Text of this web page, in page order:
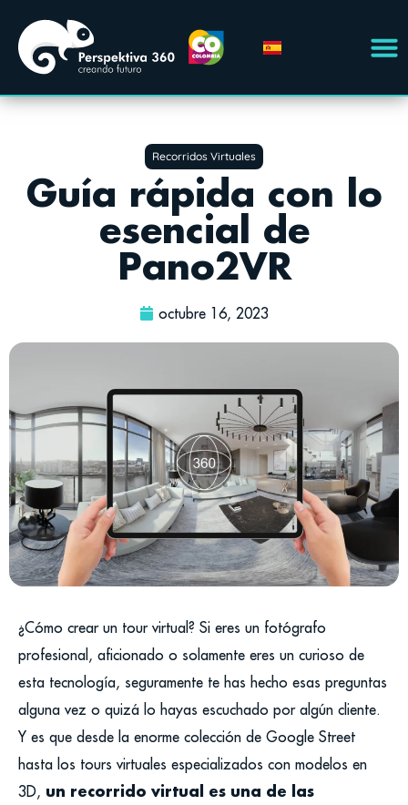
Recorridos Virtuales
Guía rápida con lo
esencial de
Pano2VR
octubre 16, 2023
¿Cómo crear un tour virtual? Si eres un fotógrafo
profesional, aficionado o solamente eres un curioso de
esta tecnología, seguramente te has hecho esas preguntas
alguna vez o quizá lo hayas escuchado por algún cliente.
Y es que desde la enorme colección de Google Street
hasta los tours virtuales especializados con modelos en
3D, un recorrido virtual es una de las